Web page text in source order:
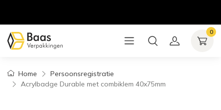
0
Home
Persoonsregistratie
Acrylbadge Durable met combiklem 40x75mm